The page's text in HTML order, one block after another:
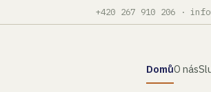
+420 267 910 206 ·
DomůO nás